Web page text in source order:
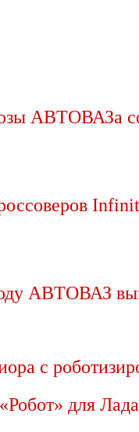
АВТОВАЗа
АВТОВАЗ
с
«Робот» для